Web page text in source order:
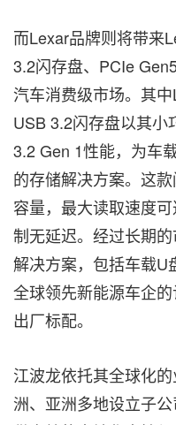
而Lexar品牌则将带来
3.2闪存盘、PCIe
汽车消费级市场。其
USB 3.2闪存盘以其
3.2 Gen 1性能，为车
的存储解决方案。这
容量，最大读取速度
制无延迟。经过长期
解决方案，包括车载U
全球领先新能源车企
出厂标配。
江波龙依托其全球化
洲、亚洲多地设立子